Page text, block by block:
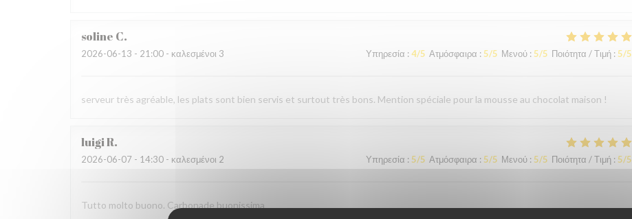
soline C
2026-06-13 - 21:00 - καλεσμένοι 3 Υπηρεσία : 4/5 Ατμόσφαιρα : 5/5 Μενού: 5/5 Ποιότητα / Τιμή: 5/5
serveur très agréable, les plats sont bien servis et surtout très bons. Mention spéciale pour la mousse au chocolat maison !
luigiR
2026-06-07 - 14:30 - καλεσμένοι 2 Υπηρεσία : 5/5 Ατμόσφαιρα : 5/5 Μενού: 5/5 Ποιότητα / Τιμή: 5/5
Tutto molto buono. Carbonade buonissima